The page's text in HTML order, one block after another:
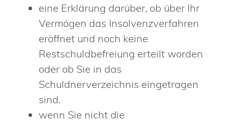
eine Erklärung darüber, ob über Ihr
Vermögen das Insolvenzverfahren
eröffnet und noch keine
Restschuldbefreiung erteilt worden
oder ob Sie in das
Schuldnerverzeichnis eingetragen
sind.
wenn Sie nicht die